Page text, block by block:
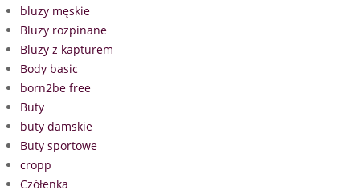
bluzy męskie
Bluzy rozpinane
Bluzy z kapturem
Body basic
born2be free
Buty
buty damskie
Buty sportowe
cropp
Czółenka